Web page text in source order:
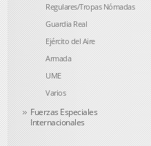
Regulares/Tropas Nómadas
Guardia Real
Ejército del Aire
Armada
UME
Varios
Fuerzas Especiales
Internacionales